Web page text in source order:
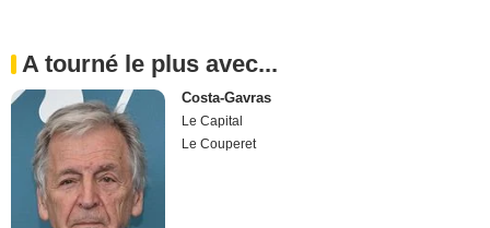
A tourné le plus avec...
Costa-Gavras
Le Capital
Le Couperet